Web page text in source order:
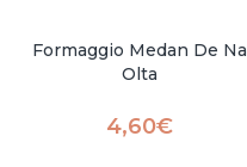
Formaggio Medan De Na
Olta
4,60€